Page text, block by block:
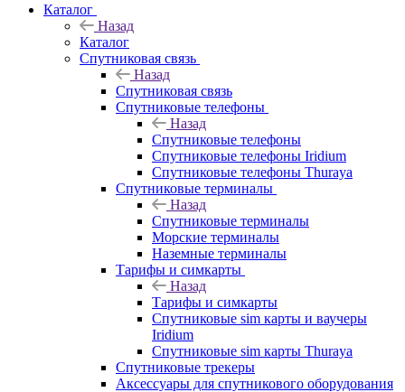
Каталог
Назад
Каталог
Спутниковая связь
Назад
Спутниковая связь
Спутниковые телефоны
Назад
Спутниковые телефоны
Спутниковые телефоны Iridium
Спутниковые телефоны Thuraya
Спутниковые терминалы
Назад
Спутниковые терминалы
Морские терминалы
Наземные терминалы
Тарифы и симкарты
Назад
Тарифы и симкарты
Спутниковые sim карты и ваучеры
Iridium
Спутниковые sim карты Thuraya
Спутниковые трекеры
Аксессуары для спутникового оборудования